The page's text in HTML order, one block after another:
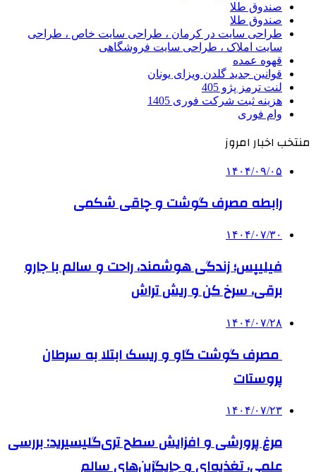
صندوق طلا
صندوق طلا
طراحی سایت در کرمان ، طراحی سایت خاص ، طراحی
سایت املاک ، طراحی سایت فروشگاهی
قهوه عمده
قوانین جدید گلدن ویزای یونان
لنت ترمز پژو 405
هزینه ثبت شرکت فوری 1405
وام فوری
منتخب اخبار امروز
۱۴۰۴/۰۹/۰۵
رابطه مصرف گوشت و چاقی شکمی
۱۴۰۴/۰۷/۳۰
فیلیپس؛ زندگی هوشمند، راحت و سالم با جارو
برقی، سرخ کن و ریش تراش
۱۴۰۴/۰۷/۲۸
مصرف گوشت گاو و ریسک ابتلا به سرطان
پروستات
۱۴۰۴/۰۷/۲۳
مرغ پرورشی و افزایش سطح تری‌گلیسیرید: بررسی
علمی، تغذیه‌ای و جایگزین‌های سالم